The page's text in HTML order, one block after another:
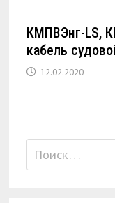
КМПВЭнг-LS,
кабель
12.02.2020
Найти: